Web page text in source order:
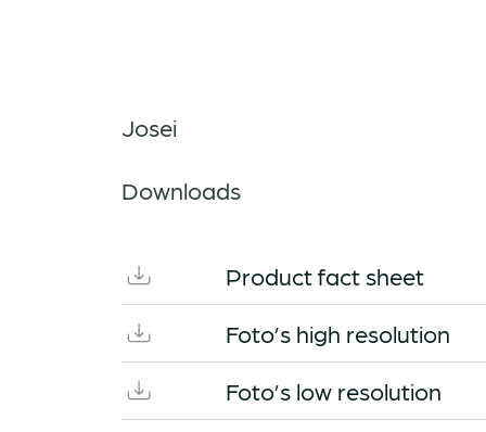
Josei
Downloads
Product fact sheet
Foto’s high resolution
Foto’s low resolution